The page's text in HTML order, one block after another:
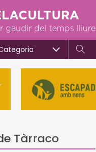
gaudir del temps lliure
Tàrraco